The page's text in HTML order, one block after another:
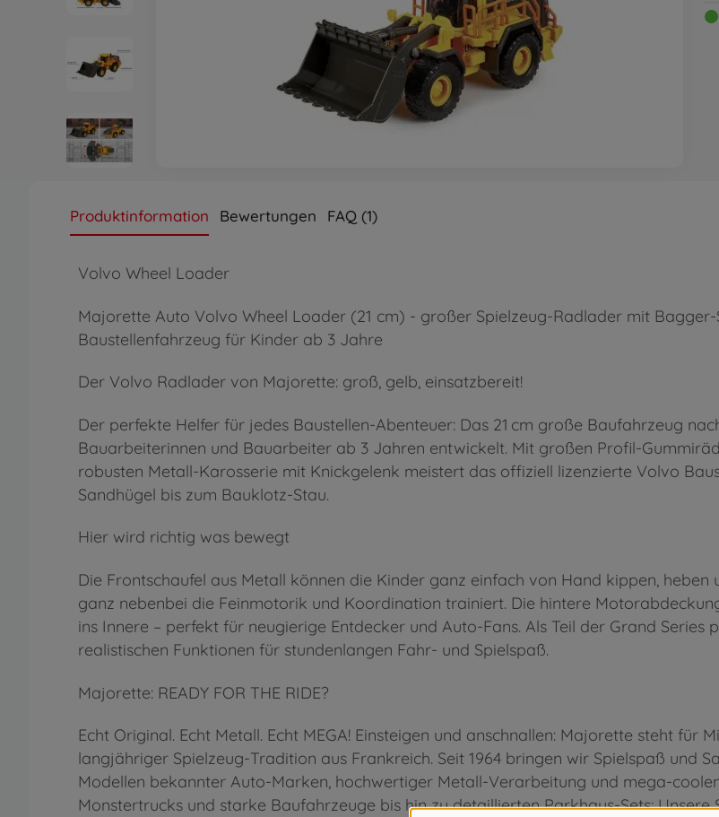
Produktinformation Bewertungen FAQ (1)
Volvo Wheel Loader
Majorette Auto Volvo Wheel Loader (21 cm) - großer Spielzeug-Radlader mit Bagger-
Baustellenfahrzeug für Kinder ab 3 Jahre
Der Volvo Radlader von Majorette: groß, gelb, einsatzbereit!
Der perfekte Helfer für jedes Baustellen-Abenteuer: Das 21 cm große Baufahrzeug
Bauarbeiterinnen und Bauarbeiter ab 3 Jahren entwickelt. Mit großen Profil-
robusten Metall-Karosserie mit Knickgelenk meistert das offiziell lizenzierte Volvo
Sandhügel bis zum Bauklotz-Stau.
Hier wird richtig was bewegt
Die Frontschaufel aus Metall können die Kinder ganz einfach von Hand kippen, heben
ganz nebenbei die Feinmotorik und Koordination trainiert. Die hintere
ins Innere – perfekt für neugierige Entdecker und Auto-Fans. Als Teil der Grand
realistischen Funktionen für stundenlangen Fahr- und Spielspaß.
Majorette: READY FOR THE RIDE?
Echt Original. Echt Metall. Echt MEGA! Einsteigen und anschnallen: Majorette steht für
langjähriger Spielzeug-Tradition aus Frankreich. Seit 1964 bringen wir Spielspaß und
Modellen bekannter Auto-Marken, hochwertiger Metall-Verarbeitung und mega-
Monstertrucks und starke Baufahrzeuge bis hin zu detaillierten Parkhaus-Sets: